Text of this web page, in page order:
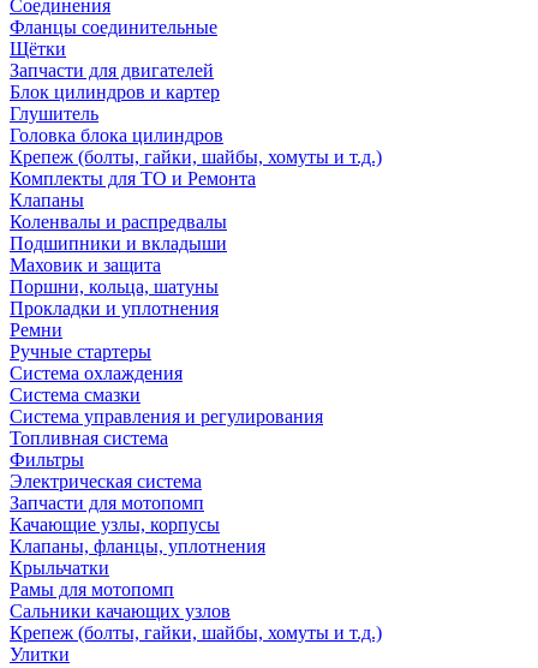
Соединения
Фланцы соединительные
Щётки
Запчасти для двигателей
Блок цилиндров и картер
Глушитель
Головка блока цилиндров
Крепеж (болты, гайки, шайбы, хомуты и т.д.)
Комплекты для ТО и Ремонта
Клапаны
Коленвалы и распредвалы
Подшипники и вкладыши
Маховик и защита
Поршни, кольца, шатуны
Прокладки и уплотнения
Ремни
Ручные стартеры
Система охлаждения
Система смазки
Система управления и регулирования
Топливная система
Фильтры
Электрическая система
Запчасти для мотопомп
Качающие узлы, корпусы
Клапаны, фланцы, уплотнения
Крыльчатки
Рамы для мотопомп
Сальники качающих узлов
Крепеж (болты, гайки, шайбы, хомуты и т.д.)
Улитки